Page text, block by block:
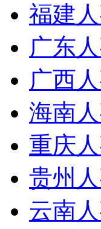
福建
广东
广西
海南
重庆
贵州
云南